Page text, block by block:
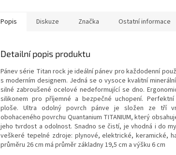
Popis Diskuze Značka Ostatní informace
Detailní popis produktu
Pánev série Titan rock je ideální pánev pro každodenní
s moderním designem. Jedná se o vysoce kvalitní
silné zabroušené ocelové nedeformující se dno.
silikonem pro příjemné a bezpečné uchopení.
ploše. Ultra odolný povrch pánve je složen ze tří
obohaceného povrchu Quantanium TITANIUM, který
jeho tvrdost a odolnost. Snadno se čistí, je vhodná i do
veškeré tepelné zdroje: plynové, elektrické, keramické,
průměru 26 cm má průměr základny 19,5 cm a výšku 6 cm